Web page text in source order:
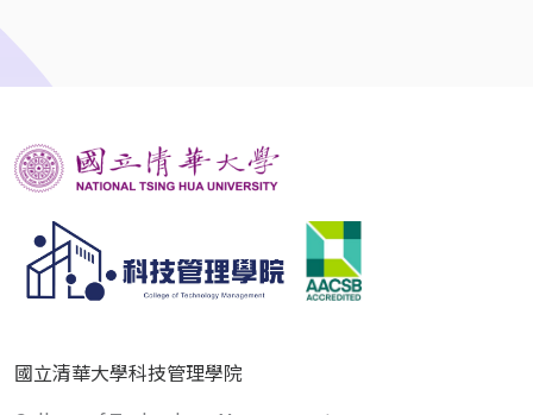
國立清華大學科技管理學院